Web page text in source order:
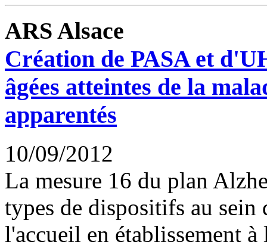
ARS Alsace
Création de PASA et
âgées atteintes de la
apparentés
10/09/2012
La mesure 16 du plan
types de dispositifs au
l'accueil en établissement